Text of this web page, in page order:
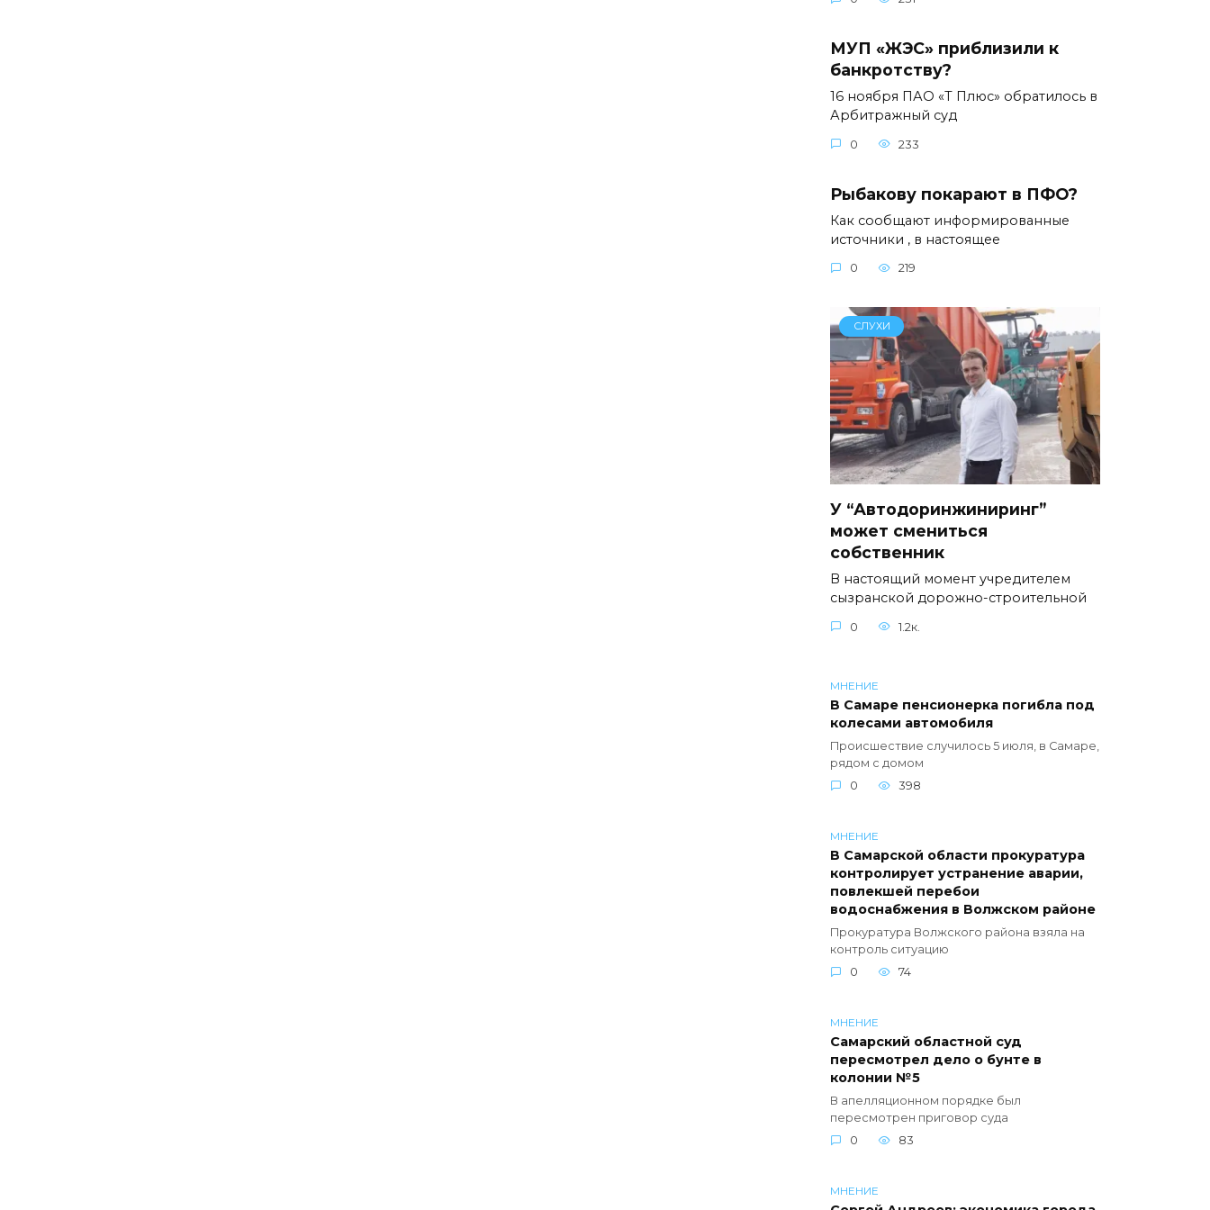
МУП «ЖЭС» приблизили к
банкротству?
16 ноября ПАО «Т Плюс» обратилось в
Арбитражный суд
0 233
Рыбакову покарают в ПФО?
Как сообщают информированные
источники , в настоящее
0 219
СЛУХИ
У “Автодоринжиниринг”
может смениться
собственник
В настоящий момент учредителем
сызранской дорожно-строительной
0 1.2к.
МНЕНИЕ
В Самаре пенсионерка погибла под
колесами автомобиля
Происшествие случилось 5 июля, в Самаре,
рядом с домом
0
398
МНЕНИЕ
В Самарской области прокуратура
контролирует устранение аварии,
повлекшей перебои
водоснабжения в Волжском районе
Прокуратура Волжского района взяла на
контроль ситуацию
0
74
МНЕНИЕ
Самарский областной суд
пересмотрел дело о бунте в
колонии №5
В апелляционном порядке был
пересмотрен приговор суда
0
83
МНЕНИЕ